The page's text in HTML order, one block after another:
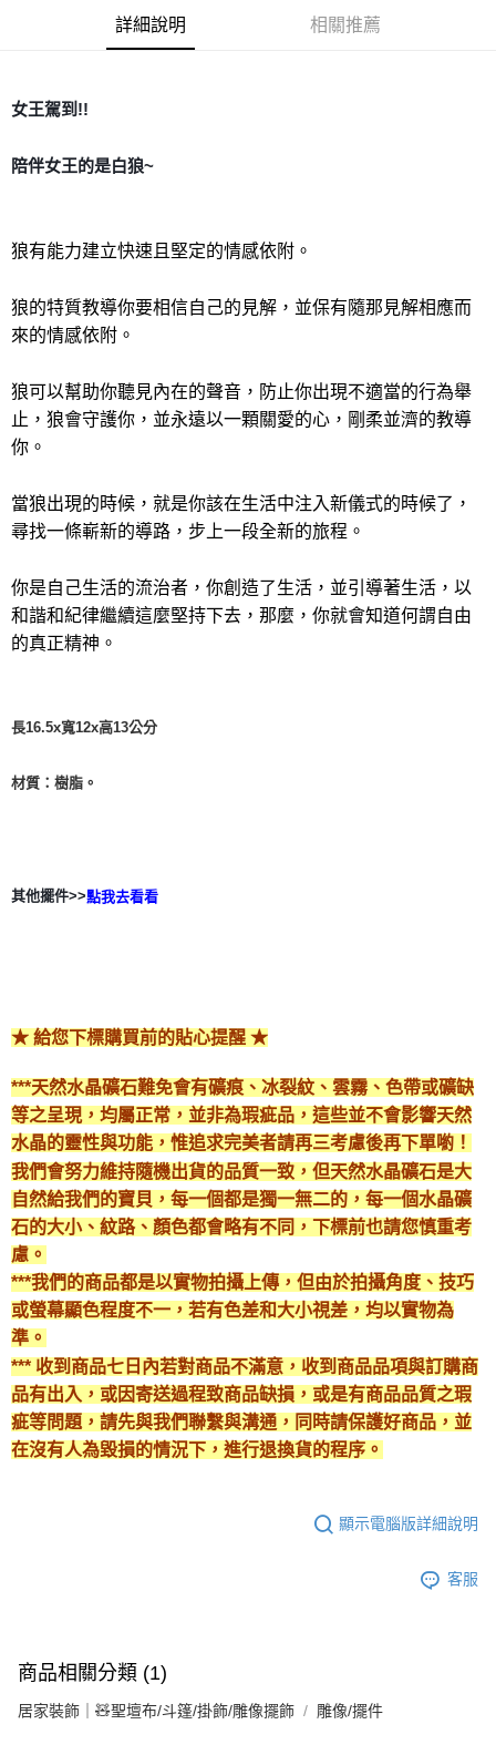
7-11取貨付款
賣家宅配幫您送（台灣）
付款後門市自取
詳細說明 相關推薦
女王駕到!!
陪伴女王的是白狼~
狼有能力建立快速且堅定的情感依附。
狼的特質教導你要相信自己的見解，並保有隨那見解相應而
來的情感依附。
狼可以幫助你聽見內在的聲音，防止你出現不適當的行為舉
止，狼會守護你，並永遠以一顆關愛的心，剛柔並濟的教導
你。
當狼出現的時候，就是你該在生活中注入新儀式的時候了，
尋找一條嶄新的導路，步上一段全新的旅程。
你是自己生活的流治者，你創造了生活，並引導著生活，以
和諧和紀律繼續這麼堅持下去，那麼，你就會知道何謂自由
的真正精神。
長16.5x寬12x高13公分
材質：樹脂。
其他擺件>>點我去看看
★ 給您下標購買前的貼心提醒 ★
***天然水晶礦石難免會有礦痕、冰裂紋、雲霧、色帶或礦缺
等之呈現，均屬正常，並非為瑕疵品，這些並不會影響天然
水晶的靈性與功能，惟追求完美者請再三考慮後再下單喲！
我們會努力維持隨機出貨的品質一致，但天然水晶礦石是大
自然給我們的寶貝，每一個都是獨一無二的，每一個水晶礦
石的大小、紋路、顏色都會略有不同，下標前也請您慎重考
慮。
***我們的商品都是以實物拍攝上傳，但由於拍攝角度、技巧
或螢幕顯色程度不一，若有色差和大小視差，均以實物為
準。
*** 收到商品七日內若對商品不滿意，收到商品品項與訂購商
品有出入，或因寄送過程致商品缺損，或是有商品品質之瑕
疵等問題，請先與我們聯繫與溝通，同時請保護好商品，並
在沒有人為毀損的情況下，進行退換貨的程序。
顯示電腦版詳細說明
客服
商品相關分類 (1)
居家裝飾｜🧸聖壇布/斗篷/掛飾/雕像擺飾 雕像/擺件